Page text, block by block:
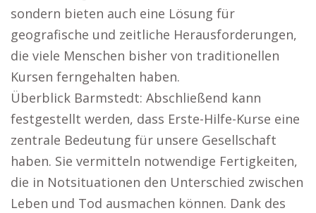
sondern bieten auch eine Lösung für
geografische und zeitliche Herausforderungen,
die viele Menschen bisher von traditionellen
Kursen ferngehalten haben.
Überblick Barmstedt: Abschließend kann
festgestellt werden, dass Erste-Hilfe-Kurse eine
zentrale Bedeutung für unsere Gesellschaft
haben. Sie vermitteln notwendige Fertigkeiten,
die in Notsituationen den Unterschied zwischen
Leben und Tod ausmachen können. Dank des